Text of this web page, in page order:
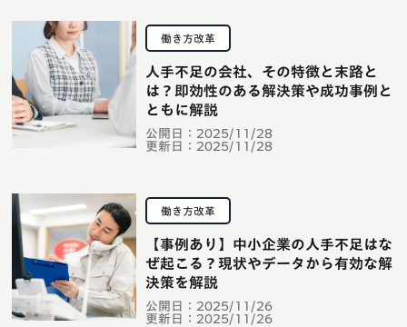
働き方改革
公開日： 2025/11/28
更新日： 2025/11/28
人手不足の会社、その特徴と末路と
は？即効性のある解決策や成功事例と
ともに解説
働き方改革
公開日： 2025/11/26
更新日： 2025/11/26
【事例あり】中小企業の人手不足はな
ぜ起こる？現状やデータから有効な解
決策を解説